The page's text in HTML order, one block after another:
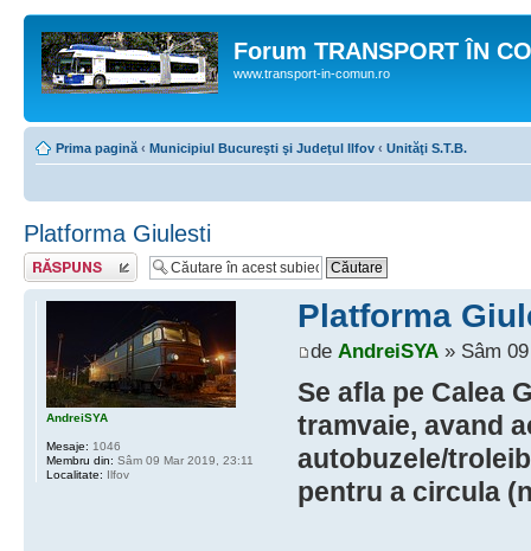
Forum TRANSPORT ÎN
www.transport-in-comun.ro
Prima pagină ‹ Municipiul Bucureşti şi Judeţul Ilfov ‹ Unităţi S.T.B.
Platforma Giulesti
Răspunde
Platforma
de AndreiSYA» Sâm 09
Se afla pe Calea
tramvaie, avand
autobuzele/
pentru a circula
AndreiSYA
Mesaje: 1046
Membru din: Sâm 09 Mar 2019, 23:11
Localitate: Ilfov